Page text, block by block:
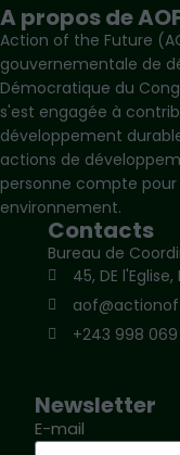
A propos de
Action of the Future
gouvernementale de
Démocratique du
s'est engagée à
développement
actions de
personne compte
environnement.
Contacts
Bureau de
45, DE
+243 998
Newsletter
E-mail